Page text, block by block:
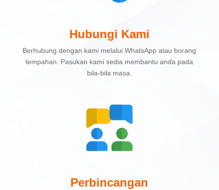
Hubungi Kami
Berhubung dengan kami melalui WhatsApp atau borang
tempahan. Pasukan kami sedia membantu anda pada
bila-bila masa.
Perbincangan